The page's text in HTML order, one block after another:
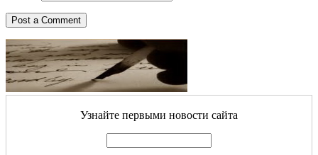
Узнайте первыми новости сайта